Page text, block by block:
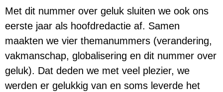
Met dit nummer over geluk sluiten we ook ons
eerste jaar als hoofdredactie af. Samen
maakten we vier themanummers (verandering,
vakmanschap, globalisering en dit nummer over
geluk). Dat deden we met veel plezier, we
werden er gelukkig van en soms leverde het